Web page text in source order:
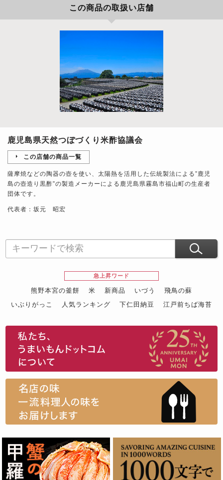
この商品の取扱い店舗
鹿児島県天然つぼづくり米酢協議会
この店舗の商品一覧
薩摩焼などの陶器の壺を使い、太陽熱を活用した伝統製法による”鹿児
島の壺造り黒酢”の製造メーカーによる鹿児島県霧島市福山町の生産者
団体です。
代表者：坂元 昭宏
急上昇ワード
熊野本宮の釜餅 米 新商品 いづう
飛鳥の蘇
いぶりがっこ
人気ランキング 下仁田納豆
江戸前ちば海苔